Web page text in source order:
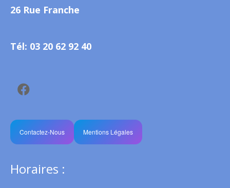
26 Rue Franche
Tél: 03 20 62 92 40
Contactez-Nous Mentions Légales
Horaires :